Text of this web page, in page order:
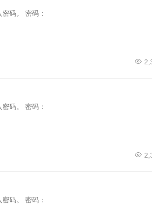
码。 密码：
码。 密码：
码。 密码：